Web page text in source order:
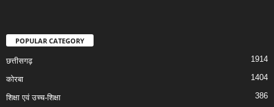
POPULAR CATEGORY
छत्तीसगढ़ 1914
कोरबा 1404
शिक्षा एवं उच्च-शिक्षा 386